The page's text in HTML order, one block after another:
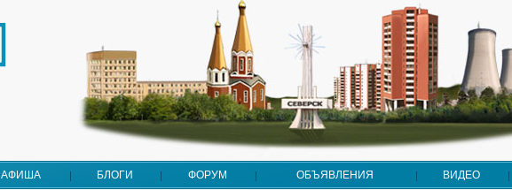
АФИША БЛОГИ ФОРУМ ОБЪЯВЛЕНИЯ ВИДЕО